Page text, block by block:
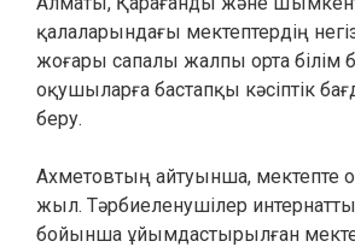
қалаларындағы мектептердің
жоғары сапалы жалпы орта білім
оқушыларға бастапқы кәсіптік
беру.
Ахметовтың айтуынша, мектепте
жыл. Тәрбиеленушілер
бойынша ұйымдастырылған